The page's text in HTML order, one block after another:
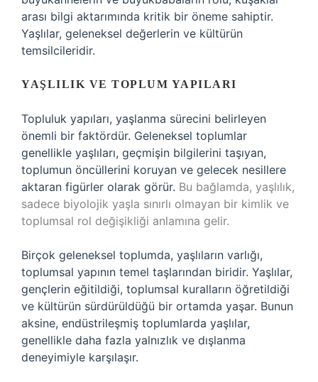
arası bilgi aktarımında kritik bir öneme sahiptir.
Yaşlılar, geleneksel değerlerin ve kültürün
temsilcileridir.
YAŞLILIK VE TOPLUM YAPILARI
Topluluk yapıları, yaşlanma sürecini belirleyen
önemli bir faktördür. Geleneksel toplumlar
genellikle yaşlıları, geçmişin bilgilerini taşıyan,
toplumun öncüllerini koruyan ve gelecek nesillere
aktaran figürler olarak görür. Bu bağlamda, yaşlılık,
sadece biyolojik yaşla sınırlı olmayan bir kimlik ve
toplumsal rol değişikliği anlamına gelir.
Birçok geleneksel toplumda, yaşlıların varlığı,
toplumsal yapının temel taşlarından biridir. Yaşlılar,
gençlerin eğitildiği, toplumsal kuralların öğretildiği
ve kültürün sürdürüldüğü bir ortamda yaşar. Bunun
aksine, endüstrileşmiş toplumlarda yaşlılar,
genellikle daha fazla yalnızlık ve dışlanma
deneyimiyle karşılaşır.